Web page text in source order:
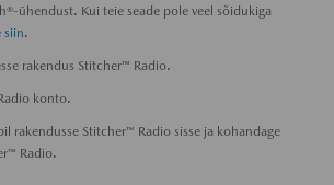
ühendust. Kui teie seade pole veel sõidukiga
siin.
rakendus Stitcher™ Radio.
konto.
rakendusse Stitcher™ Radio sisse ja kohandage
Radio.